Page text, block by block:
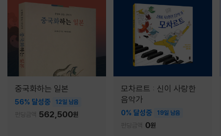
중국화하는 일본
56% 달성중 12일 남음
펀딩금액 562,500원
모차르트 : 신이 사랑한
음악가
0% 달성중 19일 남음
펀딩금액 0원